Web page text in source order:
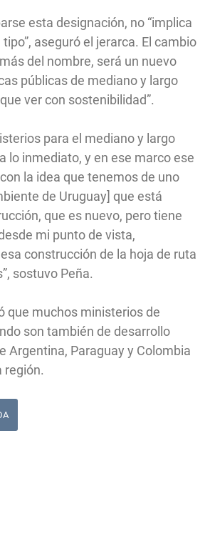
esta designación, no “implica
aseguró el jerarca. El cambio
del nombre, será un nuevo
públicas de mediano y largo
ver con sostenibilidad”.
para el mediano y largo
lo inmediato, y en ese marco ese
la idea que tenemos de uno
de Uruguay] que está
que es nuevo, pero tiene
mi punto de vista,
construcción de la hoja de ruta
sostuvo Peña.
que muchos ministerios de
son también de desarrollo
Argentina, Paraguay y Colombia
región.